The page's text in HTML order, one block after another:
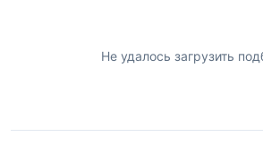
Не удалось загрузить